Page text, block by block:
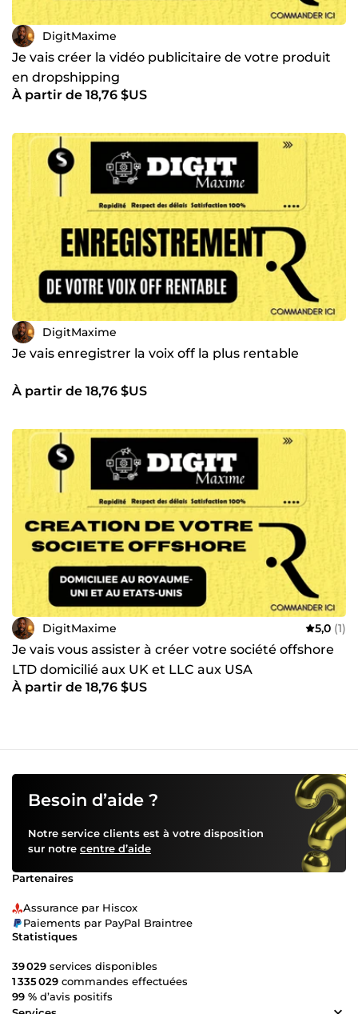
DigitMaxime
Je vais créer la vidéo publicitaire de votre produit
en dropshipping
À partir de 18,76 $US
DigitMaxime
Je vais enregistrer la voix off la plus rentable
À partir de 18,76 $US
DigitMaxime 5,0 (1)
Je vais vous assister à créer votre société offshore
LTD domicilié aux UK et LLC aux USA
À partir de 18,76 $US
Besoin d’aide ?
Notre service clients est à votre disposition
sur notre centre d’aide
Partenaires
Assurance par Hiscox
Paiements par PayPal Braintree
Statistiques
39 029 services disponibles
1 335 029 commandes effectuées
99 % d’avis positifs